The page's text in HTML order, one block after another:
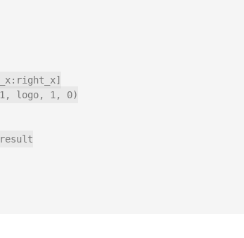
1, logo, 1, 0)